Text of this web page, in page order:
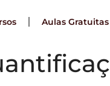
Aulas Gratuitas